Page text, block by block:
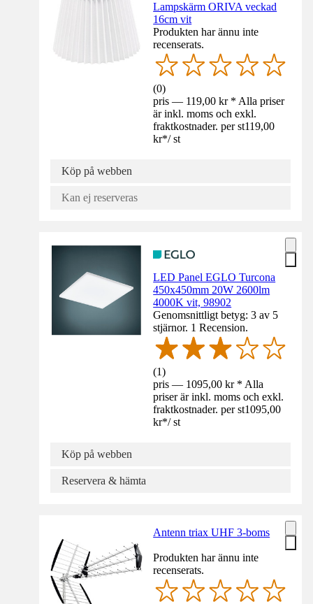
Lampskärm ORIVA veckad
16cm vit
Produkten har ännu inte
recenserats.
(0)
pris — 119,00 kr * Alla priser
är inkl. moms och exkl.
fraktkostnader. per st119,00
kr*/ st
Köp på webben
Kan ej reserveras
LED Panel EGLO Turcona
450x450mm 20W 2600lm
4000K vit, 98902
Genomsnittligt betyg: 3 av 5
stjärnor. 1 Recension.
(1)
pris — 1095,00 kr * Alla
priser är inkl. moms och exkl.
fraktkostnader. per st1095,00
kr*/ st
Köp på webben
Reservera & hämta
Antenn triax UHF 3-boms
Produkten har ännu inte
recenserats.